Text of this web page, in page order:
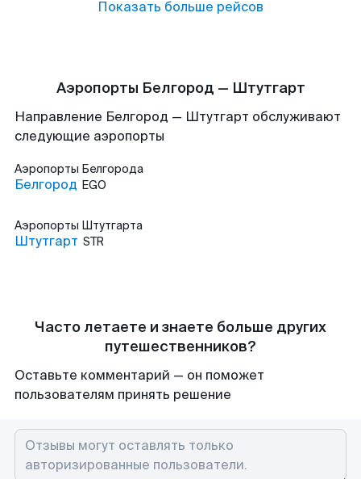
Показать больше рейсов
Аэропорты Белгород — Штутгарт
Направление Белгород — Штутгарт обслуживают
следующие аэропорты
Аэропорты Белгорода
Белгород EGO
Аэропорты Штутгарта
Штутгарт STR
Часто летаете и знаете больше других
путешественников?
Оставьте комментарий — он поможет
пользователям принять решение